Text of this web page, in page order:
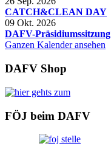
CATCH&CLEAN DAY
09 Okt. 2026
DAFV-Präsidiumssitzung
Ganzen Kalender ansehen
DAFV Shop
FÖJ beim DAFV